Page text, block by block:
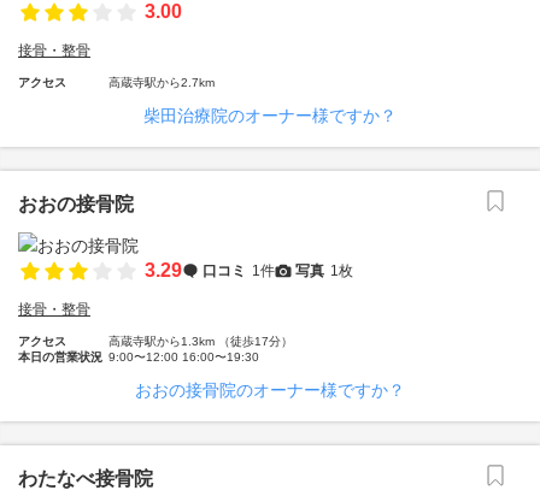
3.00
接骨・整骨
アクセス 高蔵寺駅から2.7km
柴田治療院のオーナー様ですか？
おおの接骨院
3.29 口コミ 1件 写真 1枚
接骨・整骨
アクセス
高蔵寺駅から1.3km （徒歩17分）
本日の営業状況 9:00〜12:00 16:00〜19:30
おおの接骨院のオーナー様ですか？
わたなべ接骨院